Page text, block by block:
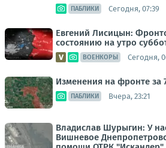
ПАБЛИКИ Сегодня, 07:39
Евгений Лисицын:
состоянию на утро
ВОЕНКОРЫ Сегодня,
Изменения на фронте за
ПАБЛИКИ Вчера, 23:21
Владислав Шурыгин: У
Вишневое